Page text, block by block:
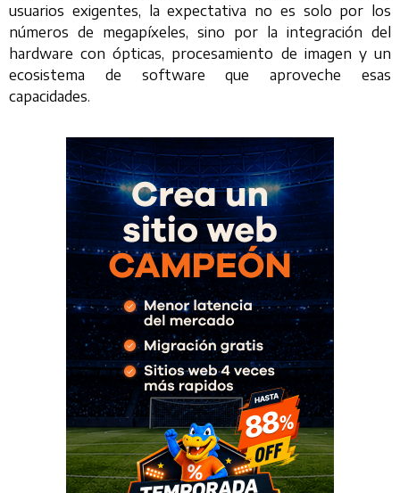
usuarios exigentes, la expectativa no es solo por los
números de megapíxeles, sino por la integración del
hardware con ópticas, procesamiento de imagen y un
ecosistema de software que aproveche esas
capacidades.